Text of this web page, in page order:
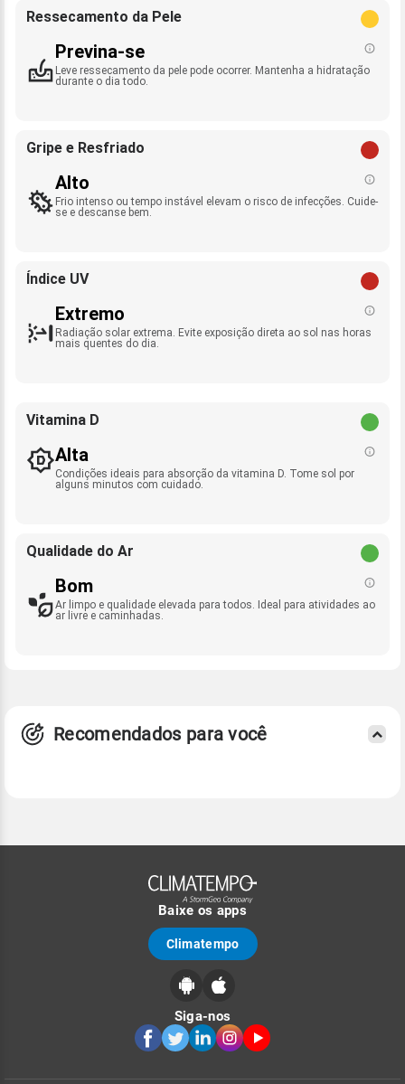
Ressecamento da Pele
Previna-se
Leve ressecamento da pele pode ocorrer. Mantenha a hidratação
durante o dia todo.
Gripe e Resfriado
Alto
Frio intenso ou tempo instável elevam o risco de infecções. Cuide-
se e descanse bem.
Índice UV
Extremo
Radiação solar extrema. Evite exposição direta ao sol nas horas
mais quentes do dia.
Vitamina D
Alta
Condições ideais para absorção da vitamina D. Tome sol por
alguns minutos com cuidado.
Qualidade do Ar
Bom
Ar limpo e qualidade elevada para todos. Ideal para atividades ao
ar livre e caminhadas.
Recomendados para você
Baixe os apps
Climatempo
Siga-nos